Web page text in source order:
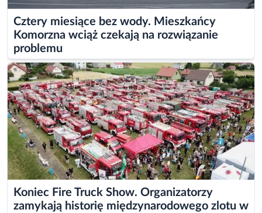
Cztery miesiące bez wody. Mieszkańcy
Komorzna wciąż czekają na rozwiązanie
problemu
Koniec Fire Truck Show. Organizatorzy
zamykają historię międzynarodowego zlotu w